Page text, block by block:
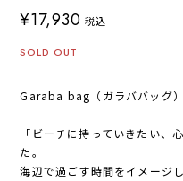
¥17,930 税込
SOLD OUT
Garaba bag（ガラババッグ）
「ビーチに持っていきたい、
た。
海辺で過ごす時間をイメージ